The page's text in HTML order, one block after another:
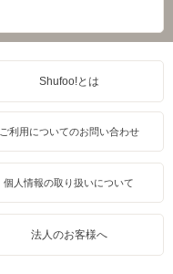
Shufoo!とは
ご利用についてのお問い合わせ
個人情報の取り扱いについて
法人のお客様へ